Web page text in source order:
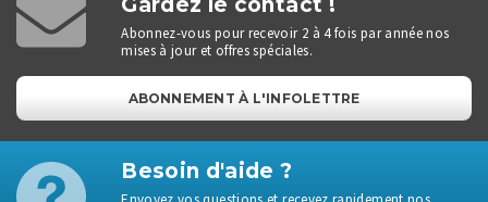
Abonnez-vous pour recevoir 2 à 4 fois par année nos
mises à jour et offres spéciales.
ABONNEMENT À L'INFOLETTRE
Besoin d'aide ?